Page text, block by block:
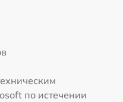
по истечении